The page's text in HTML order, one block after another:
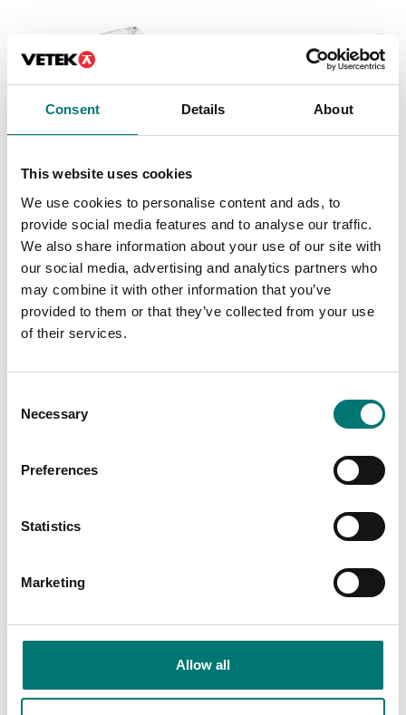
Consent Details About
This website uses cookies
We use cookies to personalise content and ads, to
provide social media features and to analyse our traffic.
We also share information about your use of our site with
our social media, advertising and analytics partners who
may combine it with other information that you’ve
provided to them or that they’ve collected from your use
of their services.
Selection
Necessary
Preferences
Statistics
Marketing
Allow all
Kopplingsbox IP67 för
4st lastceller ABS plast
med
överspänningsskydd.
Lämplig för
utomhusmiljöer.
Artikelnr: JB4Plus
1 815 kr
Kopplingsbox IP68 i
rostfritt stål för 4-
tråds lastscellskablar.
Artikelnr: JB1I
539 kr
2 190 kr
Artikelnr: YZ-J4-2
840 kr